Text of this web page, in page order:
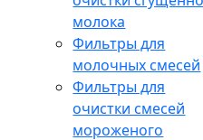
молока
Фильтры для
молочных смесей
Фильтры для
очистки смесей
мороженого